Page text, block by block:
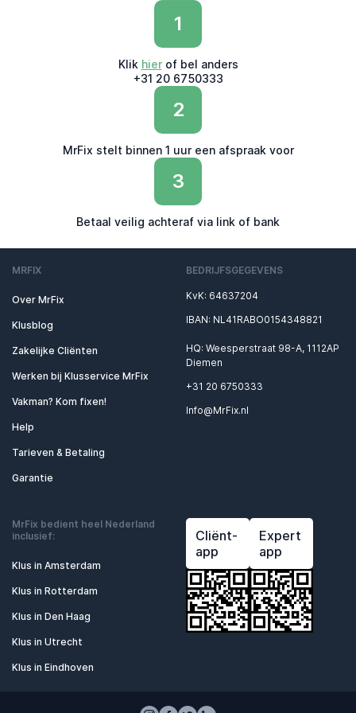
1
Klik hierof bel anders
+31 20 6750333
2
MrFix stelt binnen 1 uur een afspraak voor
3
Betaal veilig achteraf via link of bank
MRFIX
Over MrFix
Klusblog
Zakelijke Cliënten
Werken bij Klusservice MrFix
Vakman? Kom fixen!
Help
Tarieven & Betaling
Garantie
BEDRIJFSGEGEVENS
KvK: 64637204
IBAN: NL41RABO0154348821
HQ: Weesperstraat 98-A, 1112AP
Diemen
+31 20 6750333
Info@MrFix.nl
MrFix bedient heel Nederland
inclusief:
Klus in Amsterdam
Klus in Rotterdam
Klus in Den Haag
Klus in Utrecht
Klus in Eindhoven
Cliënt-
app
Expert
app